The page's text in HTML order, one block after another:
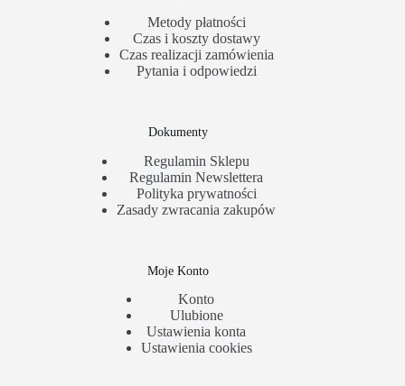
Metody płatności
Czas i koszty dostawy
Czas realizacji zamówienia
Pytania i odpowiedzi
Dokumenty
Regulamin Sklepu
Regulamin Newslettera
Polityka prywatności
Zasady zwracania zakupów
Moje Konto
Konto
Ulubione
Ustawienia konta
Ustawienia cookies